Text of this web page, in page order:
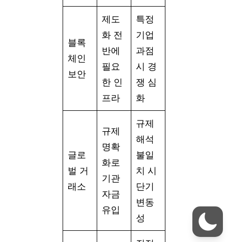
블록
체인
보안
제도
화 전
반에
필요
한 인
프라
특정
기업
과점
시 경
쟁 심
화
글로
벌 거
래소
규제
명확
화로
기관
자금
유입
규제
해석
불일
치 시
단기
변동
성